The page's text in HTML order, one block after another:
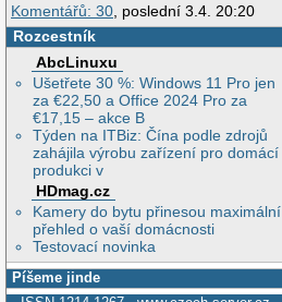
Komentářů: 30 , poslední 3.4. 20:20
Rozcestník
AbcLinuxu
Ušetřete 30 %: Windows 11 Pro jen
za €22,50 a Office 2024 Pro za
€17,15 – akce B
Týden na ITBiz: Čína podle zdrojů
zahájila výrobu zařízení pro domácí
produkci v
HDmag.cz
Kamery do bytu přinesou maximální
přehled o vaší domácnosti
Testovací novinka
Píšeme jinde